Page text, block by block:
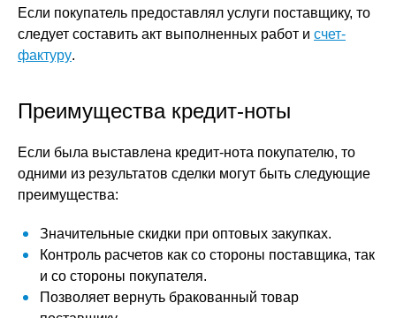
Если покупатель предоставлял услуги поставщику, то
следует составить акт выполненных работ и счет-
фактуру.
Преимущества кредит-ноты
Если была выставлена кредит-нота покупателю, то
одними из результатов сделки могут быть следующие
преимущества:
Значительные скидки при оптовых закупках.
Контроль расчетов как со стороны поставщика, так
и со стороны покупателя.
Позволяет вернуть бракованный товар